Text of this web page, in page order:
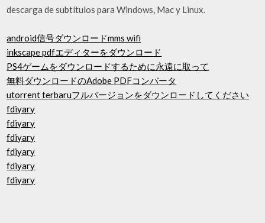
descarga de subtítulos para Windows, Mac y Linux.
android信号ダウンロードmms wifi
inkscape pdfエディターをダウンロード
PS4ゲームをダウンロードするために永遠に取って
無料ダウンロードのAdobe PDFコンバータ
utorrent terbaruフルバージョンをダウンロードしてください
fdiyary
fdiyary
fdiyary
fdiyary
fdiyary
fdiyary